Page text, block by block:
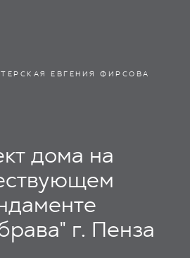
ЕВГЕНИЯ ФИРСОВА
дома на
г. Пенза